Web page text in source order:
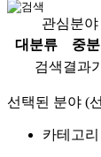
관심분
대분류
중
검색결과
선택된 분야 (
카테고리